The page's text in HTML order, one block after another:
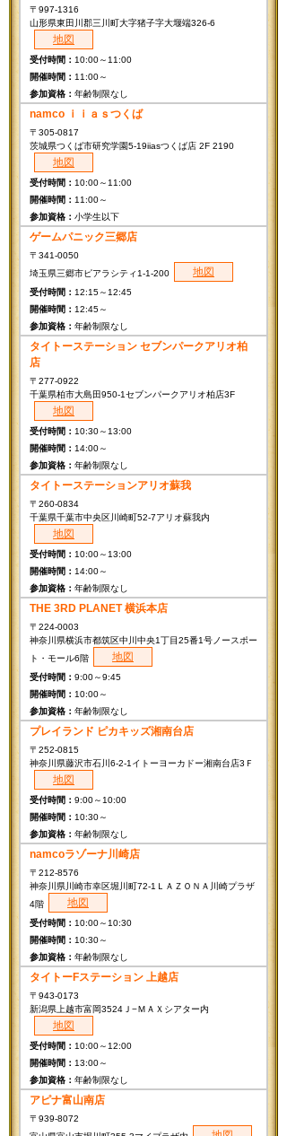
〒997-1316
山形県東田川郡三川町大字猪子字大堰端326-6
地図
10:00～11:00
11:00～
年齢制限なし
namco ｉｉａｓつくば
〒305-0817
茨城県つくば市研究学園5-19iiasつくば店 2F 2190
地図
10:00～11:00
11:00～
小学生以下
ゲームパニック三郷店
〒341-0050
埼玉県三郷市ピアラシティ1-1-200
地図
12:15～12:45
12:45～
年齢制限なし
タイトーステーション セブンパークアリオ柏
店
〒277-0922
千葉県柏市大島田950-1セブンパークアリオ柏店3F
地図
10:30～13:00
14:00～
年齢制限なし
タイトーステーションアリオ蘇我
〒260-0834
千葉県千葉市中央区川崎町52-7アリオ蘇我内
地図
10:00～13:00
14:00～
年齢制限なし
THE 3RD PLANET 横浜本店
〒224-0003
神奈川県横浜市都筑区中川中央1丁目25番1号ノースポー
ト・モール6階
地図
9:00～9:45
10:00～
年齢制限なし
プレイランド ピカキッズ湘南台店
〒252-0815
神奈川県藤沢市石川6-2-1イトーヨーカドー湘南台店3Ｆ
地図
9:00～10:00
10:30～
年齢制限なし
namcoラゾーナ川崎店
〒212-8576
神奈川県川崎市幸区堀川町72-1ＬＡＺＯＮＡ川崎プラザ
4階
地図
10:00～10:30
10:30～
年齢制限なし
タイトーFステーション 上越店
〒943-0173
新潟県上越市富岡3524Ｊ−ＭＡＸシアター内
地図
10:00～12:00
13:00～
年齢制限なし
アピナ富山南店
〒939-8072